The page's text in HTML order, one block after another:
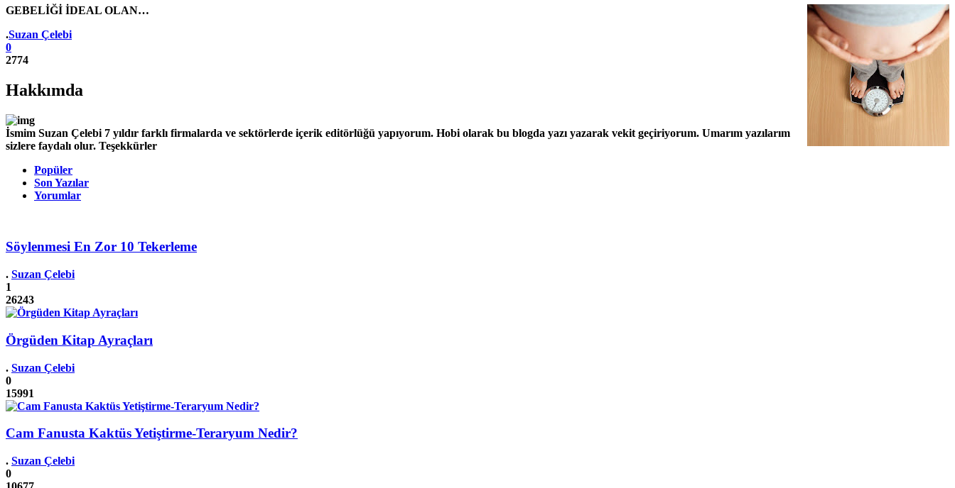
GEBELİĞİ İDEAL OLAN…
Yazar
.Suzan Çelebi
0
2774
Hakkımda
İsmim Suzan Çelebi 7 yıldır farklı firmalarda ve sektörlerde içerik editörlüğü yapıyorum. Hobi olarak bu blogda yazı yazarak vekit geçiriyorum. Umarım yazılarım
sizlere faydalı olur. Teşekkürler
Popüler
Son Yazılar
Yorumlar
Söylenmesi En Zor 10 Tekerleme
. Suzan Çelebi
1
26243
Örgüden Kitap Ayraçları
. Suzan Çelebi
0
15991
Cam Fanusta Kaktüs Yetiştirme-Teraryum Nedir?
. Suzan Çelebi
0